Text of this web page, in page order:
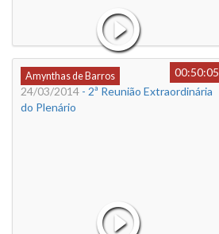
Amynthas de Barros
00:50:05
24/03/2014 - 2ª Reunião Extraordinária
do Plenário